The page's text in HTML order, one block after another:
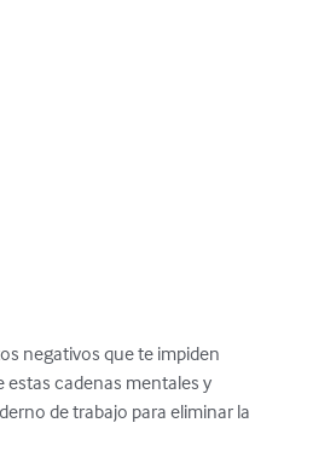
negativos que te impiden
estas cadenas mentales y
de trabajo para eliminar la